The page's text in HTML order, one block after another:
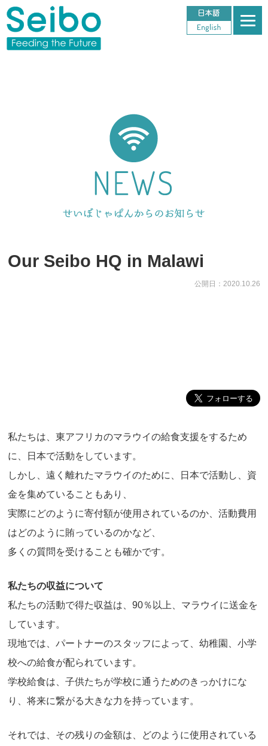
Our Seibo HQ in Malawi
公開日：2020.10.26
私たちは、東アフリカのマラウイの給食支援をするため
に、日本で活動をしています。
しかし、遠く離れたマラウイのために、日本で活動し、資
金を集めていることもあり、
実際にどのように寄付額が使用されているのか、活動費用
はどのように賄っているのかなど、
多くの質問を受けることも確かです。
私たちの収益について
私たちの活動で得た収益は、90％以上、マラウイに送金を
しています。
現地では、パートナーのスタッフによって、幼稚園、小学
校への給食が配られています。
学校給食は、子供たちが学校に通うためのきっかけにな
り、将来に繋がる大きな力を持っています。
それでは、その残りの金額は、どのように使用されている